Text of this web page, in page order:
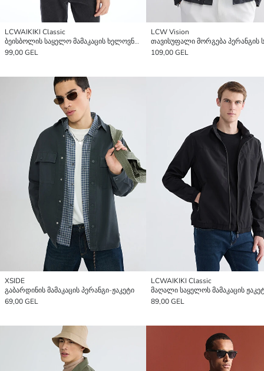
LCWAIKIKI Classic
ბეისბოლის საყელო მამაკაცის ხელოვნური ტყავის ქურთუკი
99,00 GEL
LCW Vision
109,00 GEL
XSIDE
გაბარდინის მამაკაცის პერანგი-ჟაკეტი
69,00 GEL
LCWAIKIKI Classic
მაღალი საყელოს მამაკაცის
89,00 GEL